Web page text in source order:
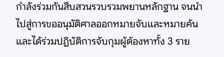
กำลังร่วมกันสืบสวนรวบรวมพยานหลักฐาน จนนำ
ไปสู่การขออนุมัติศาลออกหมายจับและหมายค้น
และได้ร่วมปฏิบัติการจับกุมผู้ต้องหาทั้ง 3 ราย